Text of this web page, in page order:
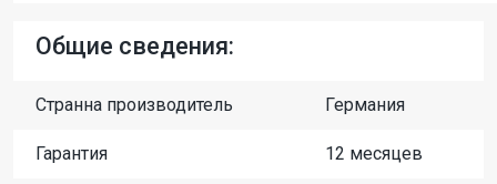
Общие сведения:
Странна производитель Германия
Гарантия 12 месяцев